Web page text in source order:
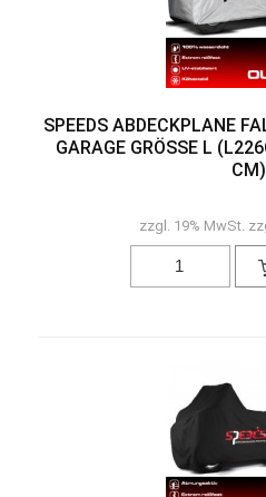
SPEEDS ABDECKPLANE
GARAGE GRÖSSE L
M)
zzgl. 19% MwSt.